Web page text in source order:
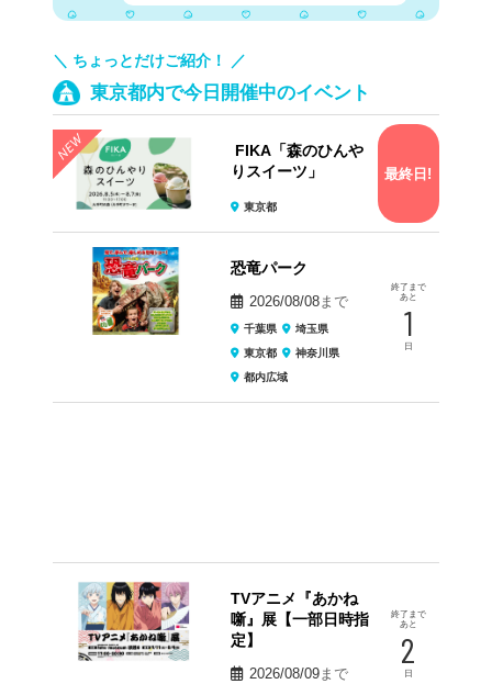
＼ ちょっとだけご紹介！ ／
東京都内で今日開催中のイベント
FIKA「森のひんや
りスイーツ」
東京都
最終日!
恐竜パーク
2026/08/08まで
千葉県
埼玉県
東京都
神奈川県
都内広域
終了まで
あと
1
日
TVアニメ『あかね
噺』展【一部日時指
定】
2026/08/09まで
終了まで
あと
2
日